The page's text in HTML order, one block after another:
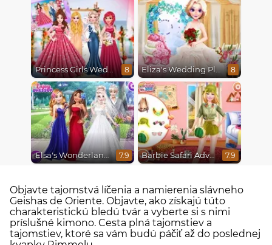
Princess Girls Wedding Trip 8 Eliza's Wedding Planner 8
Elsa's Wonderland Wedding 7.9 Barbie Safari Adventure 7.9
Objavte tajomstvá líčenia a namierenia slávneho
Geishas de Oriente. Objavte, ako získajú túto
charakteristickú bledú tvár a vyberte si s nimi
príslušné kimono. Cesta plná tajomstiev a
tajomstiev, ktoré sa vám budú páčiť až do poslednej